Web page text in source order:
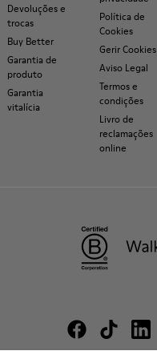
Devoluções e
trocas
Buy Better
Garantia de
produto
Garantia
vitalícia
Política de
Cookies
Gerir Cookies
Aviso Legal
Termos e
condições
Livro de
reclamações
online